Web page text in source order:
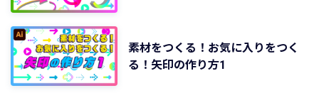
素材をつくる！お気に入りをつく
る！矢印の作り方1